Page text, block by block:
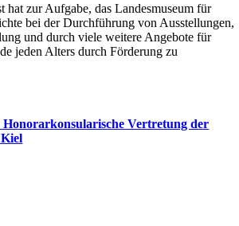
hat zur Aufgabe, das Landesmuseum für
bei der Durchführung von Ausstellungen,
und durch viele weitere Angebote für
jeden Alters durch Förderung zu
Vertretung der